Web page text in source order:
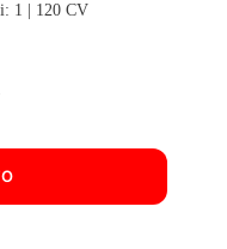
1 | 120 CV